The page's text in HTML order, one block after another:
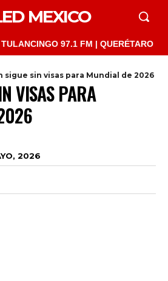
MEXICO
97.1 FM | QUERÉTARO 103.1
sigue sin visas para Mundial de 2026
VISAS PARA
2026